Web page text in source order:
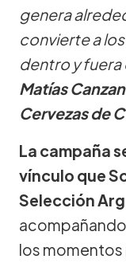
genera
convierte a
dentro y fuera
Matías
Cervezas de
La campaña
vínculo que
Selección
acompañando
los